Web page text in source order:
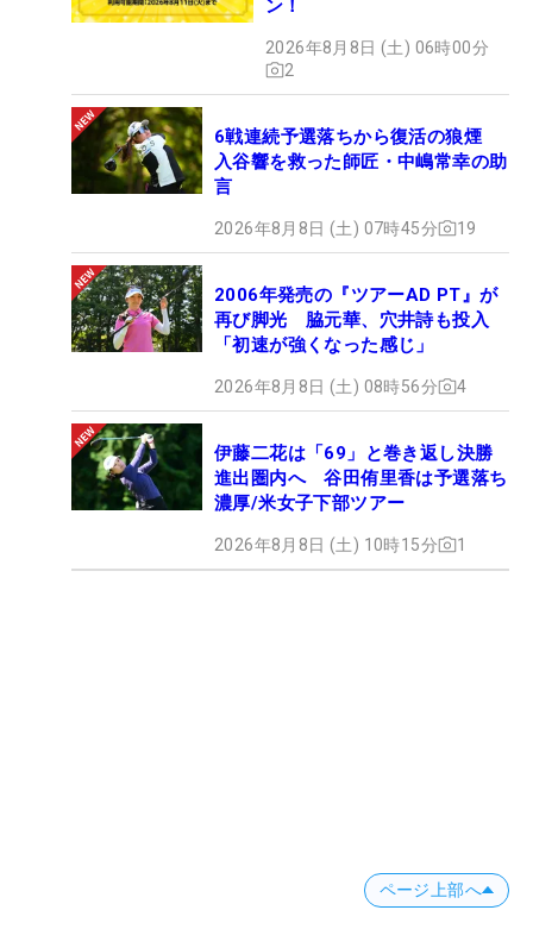
ン！
2026年8月8日 (土) 06時00分
2
6戦連続予選落ちから復活の狼煙
入谷響を救った師匠・中嶋常幸の助
言
2026年8月8日 (土) 07時45分 19
2006年発売の『ツアーAD PT』が
再び脚光 脇元華、穴井詩も投入
「初速が強くなった感じ」
2026年8月8日 (土) 08時56分 4
伊藤二花は「69」と巻き返し決勝
進出圏内へ 谷田侑里香は予選落ち
濃厚/米女子下部ツアー
2026年8月8日 (土) 10時15分 1
ページ上部へ